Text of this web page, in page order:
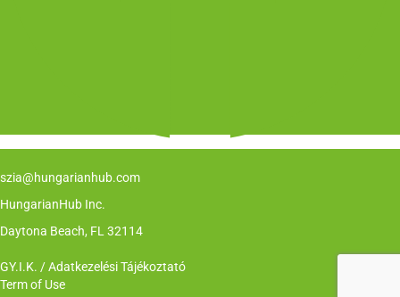
szia@hungarianhub.com
HungarianHub Inc.
Daytona Beach, FL 32114
GY.I.K. / Adatkezelési Tájékoztató
Term of Use